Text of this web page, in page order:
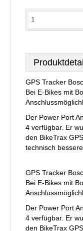
GPS Tracker
Bei E-Bikes mit
Der Power Port
4 verfügbar. Er
den BikeTrax
technisch
GPS Tracker
Bei E-Bikes mit
Der Power Port
4 verfügbar. Er
den BikeTrax